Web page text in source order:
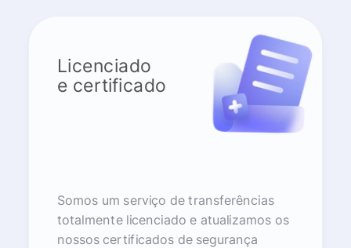
Licenciado
e certificado
Somos um serviço de transferências
totalmente licenciado e atualizamos os
nossos certificados de segurança